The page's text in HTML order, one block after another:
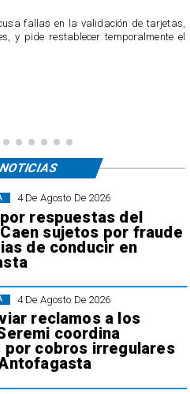
fallas en la validación de tarjetas,
y pide restablecer temporalmente el
4 De Agosto De 2026
respuestas del
sujetos por fraude
de conducir en
4 De Agosto De 2026
reclamos a los
coordina
por cobros irregulares